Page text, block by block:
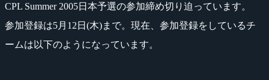
CPL Summer 2005日本予選の参加締め切り迫っています。
参加登録は5月12日(木)まで。現在、参加登録をしているチ
ームは以下のようになっています。